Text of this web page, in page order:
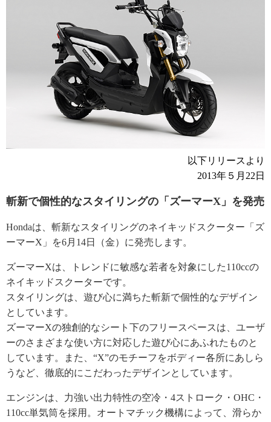
以下リリースより
2013年５月22日
斬新で個性的なスタイリングの「ズーマーX」を発売
Hondaは、斬新なスタイリングのネイキッドスクーター「ズ
ーマーX」を6月14日（金）に発売します。
ズーマーXは、トレンドに敏感な若者を対象にした110ccの
ネイキッドスクーターです。
スタイリングは、遊び心に満ちた斬新で個性的なデザイン
としています。
ズーマーXの独創的なシート下のフリースペースは、ユーザ
ーのさまざまな使い方に対応した遊び心にあふれたものと
しています。また、“X”のモチーフをボディー各所にあしら
うなど、徹底的にこだわったデザインとしています。
エンジンは、力強い出力特性の空冷・4ストローク・OHC・
110cc単気筒を採用。オートマチック機構によって、滑らか